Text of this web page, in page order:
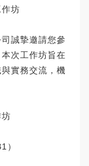
坊
誠摯邀請您參
次工作坊旨在
實務交流，機
）